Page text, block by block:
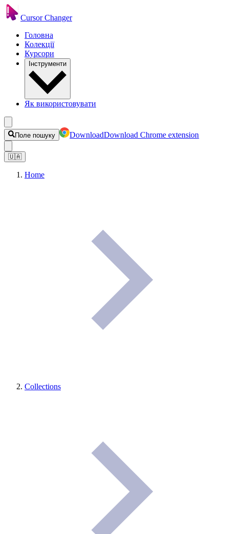
Cursor Changer
Головна
Колекції
Курсори
Інструменти
Як використовувати
Поле пошуку DownloadDownload Chrome extension
🇺🇦
Home
Collections